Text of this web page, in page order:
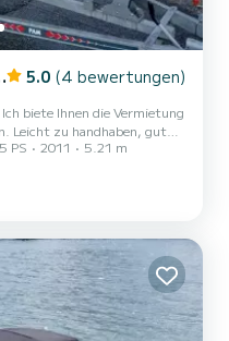
S2 5.0 (4 bewertungen)
er sich sowohl für
für eine Fahrt mit
hinten für Mahlzeiten oder Aperitifs - Echolot - Badelei...
PS 2011
5.21 m